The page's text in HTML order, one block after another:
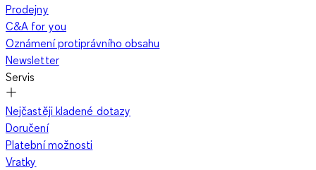
Prodejny
C&A for you
Oznámení protiprávního obsahu
Newsletter
Servis
Nejčastěji kladené dotazy
Doručení
Platební možnosti
Vratky